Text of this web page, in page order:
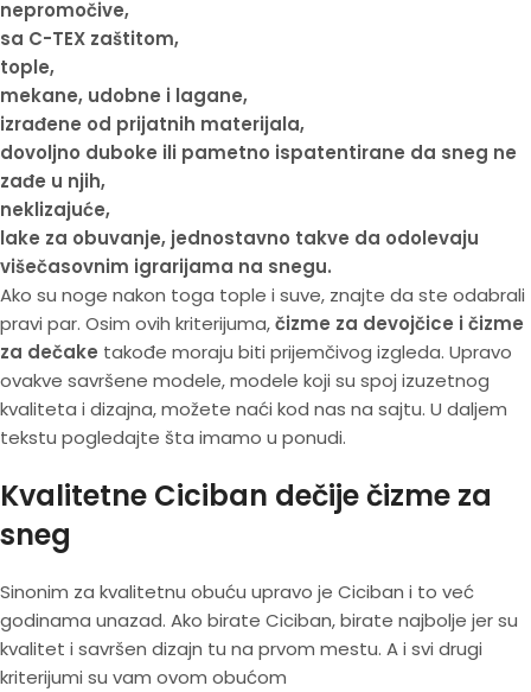
nepromočive,
sa C-TEX zaštitom,
tople,
mekane, udobne i lagane,
izrađene od prijatnih materijala,
dovoljno duboke ili pametno ispatentirane da sneg ne
zađe u njih,
neklizajuće,
lake za obuvanje, jednostavno takve da odolevaju
višečasovnim igrarijama na snegu.
Ako su noge nakon toga tople i suve, znajte da ste odabrali
pravi par. Osim ovih kriterijuma,čizme za devojčice i čizme
za dečake takođe moraju biti prijemčivog izgleda. Upravo
ovakve savršene modele, modele koji su spoj izuzetnog
kvaliteta i dizajna, možete naći kod nas na sajtu. U daljem
tekstu pogledajte šta imamo u ponudi.
Kvalitetne Ciciban dečije čizme za
sneg
Sinonim za kvalitetnu obuću upravo je Ciciban i to već
godinama unazad. Ako birate Ciciban, birate najbolje jer su
kvalitet i savršen dizajn tu na prvom mestu. A i svi drugi
kriterijumi su vam ovom obućom